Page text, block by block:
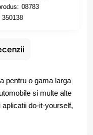
08783
350138
pentru o gama larga
si multe alte
do-it-yourself,